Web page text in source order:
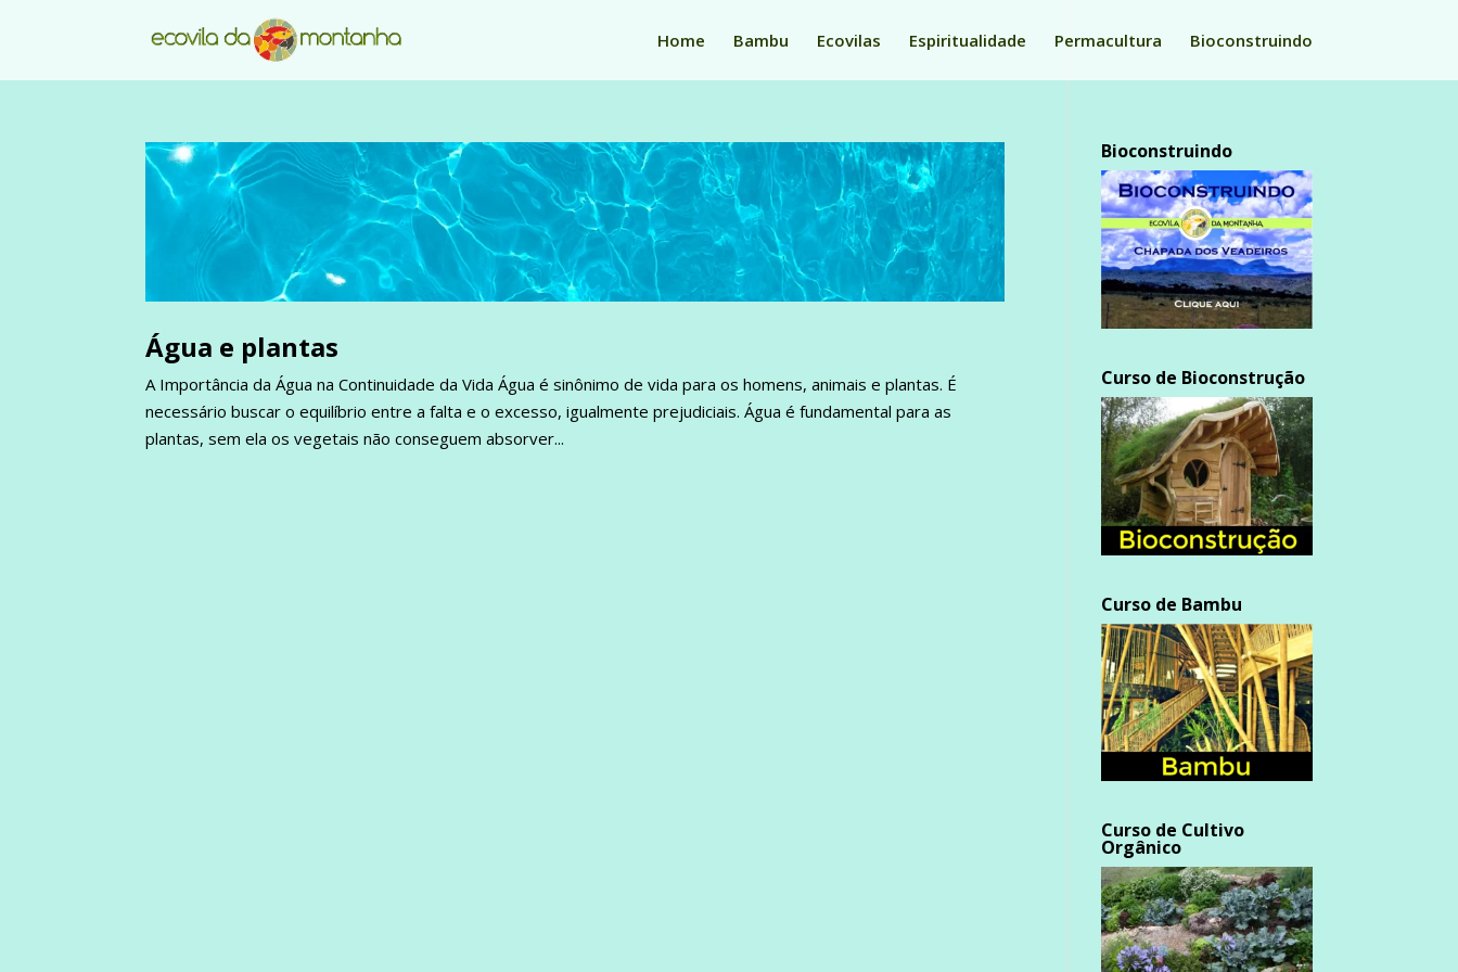
Home Bambu Ecovilas Espiritualidade Permacultura Bioconstruindo
Água e plantas
A Importância da Água na Continuidade da Vida Água é sinônimo de vida para os homens, animais e plantas. É
necessário buscar o equilíbrio entre a falta e o excesso, igualmente prejudiciais. Água é fundamental para as
plantas, sem ela os vegetais não conseguem absorver...
Bioconstruindo
Curso de Bioconstrução
Curso de Bambu
Curso de Cultivo
Orgânico